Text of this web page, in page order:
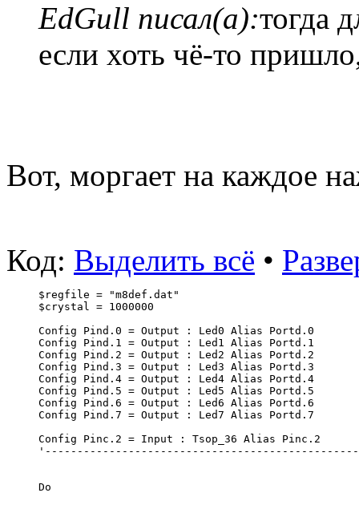
EdGull писал(а):тогда
если хоть чё-то
Вот, моргает на каждое
Код: Выделить всё •
$regfile =
$crystal =
Config Pind.0 = Output : Led0 Alias
Config Pind.1 = Output : Led1 Alias
Config Pind.2 = Output : Led2 Alias
Config Pind.3 = Output : Led3 Alias
Config Pind.4 = Output : Led4 Alias
Config Pind.5 = Output : Led5 Alias
Config Pind.6 = Output : Led6 Alias
Config Pind.7 = Output : Led7 Alias
Config Pinc.2 = Input : Tsop_36 Alias Pinc.2
Do